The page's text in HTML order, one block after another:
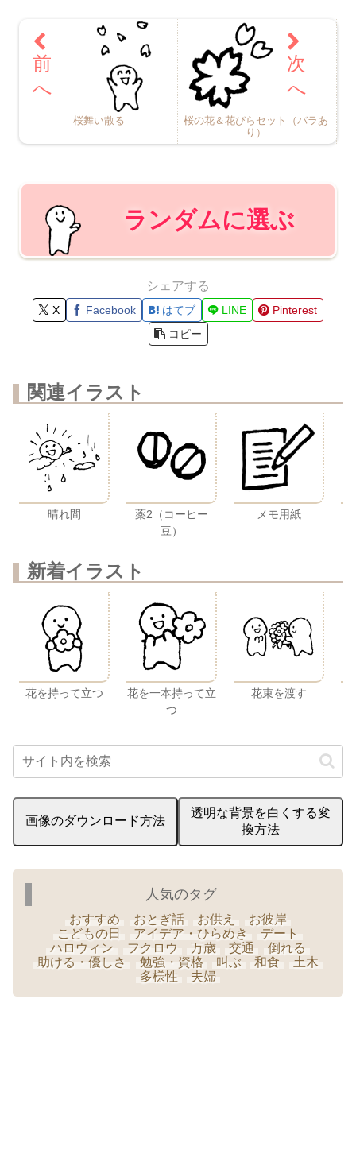
桜舞い散る
桜の花＆花びらセット（バラあ
り）
ランダムに選ぶ
シェアする
X Facebook はてブ LINE
Pinterest
コピー
関連イラスト
晴れ間
薬2（コーヒー
豆）
メモ用紙
新着イラスト
花を持って立つ
花を一本持って立
つ
花束を渡す
画像のダウンロード方法
透明な背景を白くする変
換方法
人気のタグ
おすすめ おとぎ話 お供え
お彼岸
こどもの日
アイデア・ひらめき
デート
ハロウィン
フクロウ 万歳 交通
倒れる
助ける・優しさ
勉強・資格 叫ぶ 和食
土木
多様性
夫婦